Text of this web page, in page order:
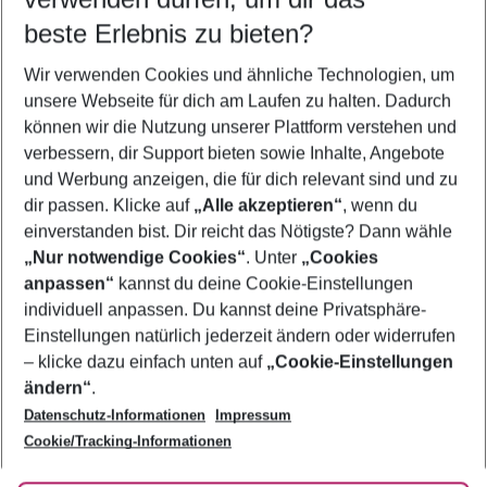
5-8 Nächte
2 Erwachsene Keine Kinder
Mehr Filter anzeigen
Footer
Footer navigation
Über uns
AGB
Bestpreisgarantie
Cookie-Einstellungen ändern
Cookie-Richtlinie
Agenturbetreuung
Barrierefreies Reisen
Folge uns
beste Erlebnis zu bieten?
Wir verwenden Cookies und ähnliche Technologien, um
unsere Webseite für dich am Laufen zu halten. Dadurch
können wir die Nutzung unserer Plattform verstehen und
verbessern, dir Support bieten sowie Inhalte, Angebote
und Werbung anzeigen, die für dich relevant sind und zu
dir passen. Klicke auf „Alle akzeptieren“, wenn du
einverstanden bist. Dir reicht das Nötigste? Dann wähle
„Nur notwendige Cookies“. Unter „Cookies
anpassen“ kannst du deine Cookie-Einstellungen
individuell anpassen. Du kannst deine Privatsphäre-
Einstellungen natürlich jederzeit ändern oder widerrufen
– klicke dazu einfach unten auf „Cookie-Einstellungen
ändern“.
Datenschutz-Informationen
Impressum
Cookie/Tracking-Informationen